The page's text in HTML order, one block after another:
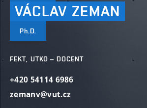
VÁCLAV ZEMAN
Ph.D.
FEKT, UTKO – DOCENT
+420 54114 6986
zemanv@vut.cz